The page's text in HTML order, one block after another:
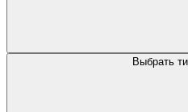
Выбрать